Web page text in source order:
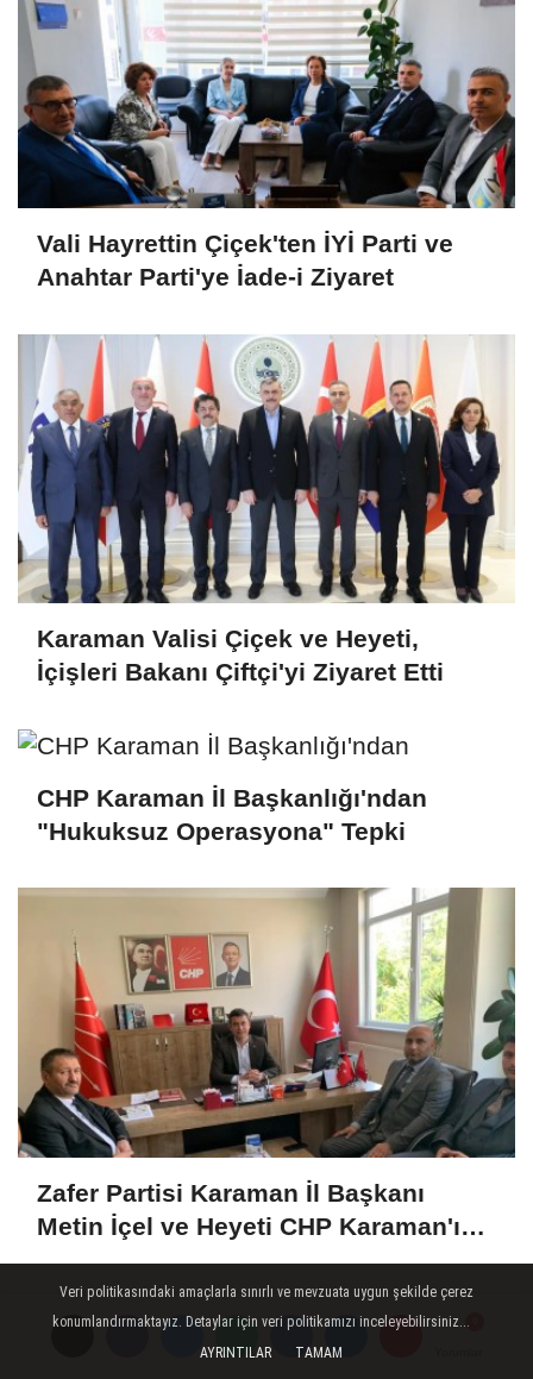
Vali Hayrettin Çiçek'ten İYİ Parti ve
Anahtar Parti'ye İade-i Ziyaret
Karaman Valisi Çiçek ve Heyeti,
İçişleri Bakanı Çiftçi'yi Ziyaret Etti
CHP Karaman İl Başkanlığı'ndan
"Hukuksuz Operasyona" Tepki
Zafer Partisi Karaman İl Başkanı
Metin İçel ve Heyeti CHP Karaman'ı
Ziyaret Etti
Veri politikasındaki amaçlarla sınırlı ve mevzuata uygun şekilde çerez
konumlandırmaktayız. Detaylar için veri politikamızı inceleyebilirsiniz...
AYRINTILAR
TAMAM